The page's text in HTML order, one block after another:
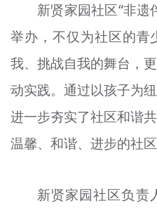
新贤家园社区“非遗
举办，不仅为社区的青
我、挑战自我的舞台，
动实践。通过以孩子为
进一步夯实了社区和谐
温馨、和谐、进步的社区
新贤家园社区负责